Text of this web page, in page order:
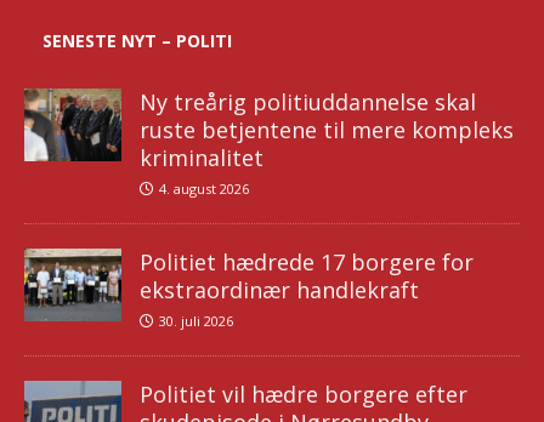
SENESTE NYT – POLITI
Ny treårig politiuddannelse skal
ruste betjentene til mere kompleks
kriminalitet
4. august 2026
Politiet hædrede 17 borgere for
ekstraordinær handlekraft
30. juli 2026
Politiet vil hædre borgere efter